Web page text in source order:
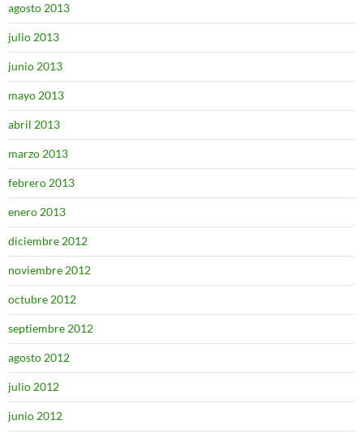
agosto 2013
julio 2013
junio 2013
mayo 2013
abril 2013
marzo 2013
febrero 2013
enero 2013
diciembre 2012
noviembre 2012
octubre 2012
septiembre 2012
agosto 2012
julio 2012
junio 2012